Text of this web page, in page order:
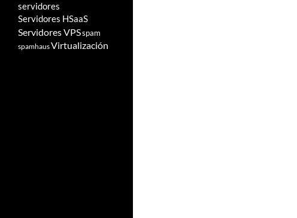
servidores
Servidores HSaaS
Servidores VPSspam
spamhausVirtualización